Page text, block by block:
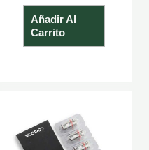
Añadir Al
Carrito